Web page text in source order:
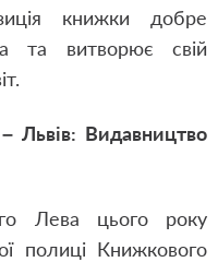
книжки добре
та витворює свій
Львів: Видавництво
Лева цього року
полиці Книжкового